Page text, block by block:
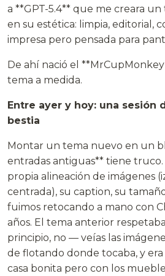
a **GPT-5.4** que me creara
en su estética: limpia, editorial,
impresa pero pensada para
De ahí nació el
tema a medida.
Entre ayer y hoy: una sesión
bestia
Montar un tema nuevo en un
entradas antiguas** tiene truco.
propia alineación de imágenes
centrada), su caption, su
fuimos retocando a mano con
años. El tema anterior
principio, no — veías las
de flotando donde tocaba, y
casa bonita pero con los